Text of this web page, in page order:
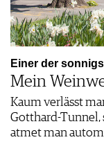
Einer der
Mein
Kaum verlässt
Gotthard-Tunnel,
atmet man